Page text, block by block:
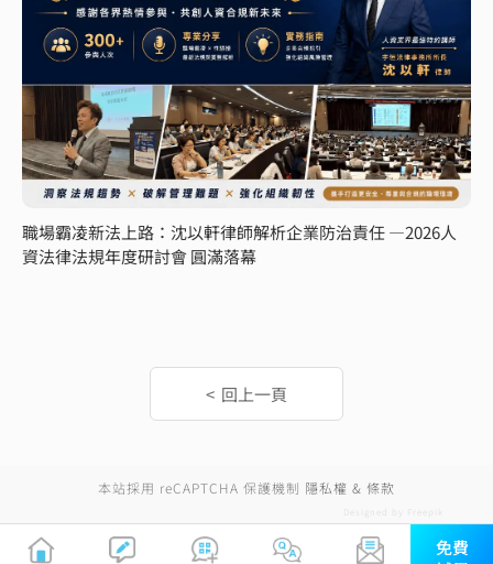
職場霸凌新法上路：沈以軒律師解析企業防治責任 —2026人
資法律法規年度研討會 圓滿落幕
本站採用 reCAPTCHA 保護機制 隱私權 & 條款
免費